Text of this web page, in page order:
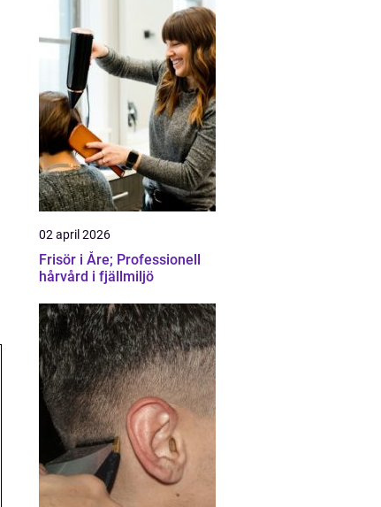
02 april 2026
Frisör i Åre; Professionell
hårvård i fjällmiljö